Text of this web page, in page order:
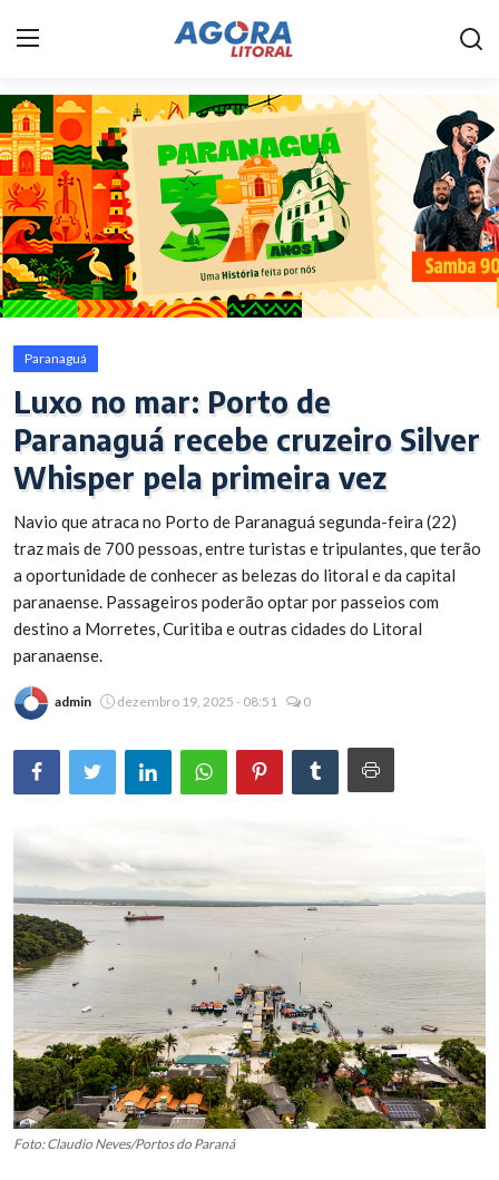
Home
Litoral
Paranaguá
Saúde
Acidente
Paraná
Policial
Brasil
Paranaguá
Luxo no mar: Porto de
Paranaguá recebe cruzeiro Silver
Whisper pela primeira vez
Navio que atraca no Porto de Paranaguá segunda-feira (22)
traz mais de 700 pessoas, entre turistas e tripulantes, que terão
a oportunidade de conhecer as belezas do litoral e da capital
paranaense. Passageiros poderão optar por passeios com
destino a Morretes, Curitiba e outras cidades do Litoral
paranaense.
admin dezembro 19, 2025 - 08:51 0
Foto: Claudio Neves/Portos do Paraná